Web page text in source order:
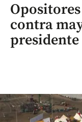
contra
presidente